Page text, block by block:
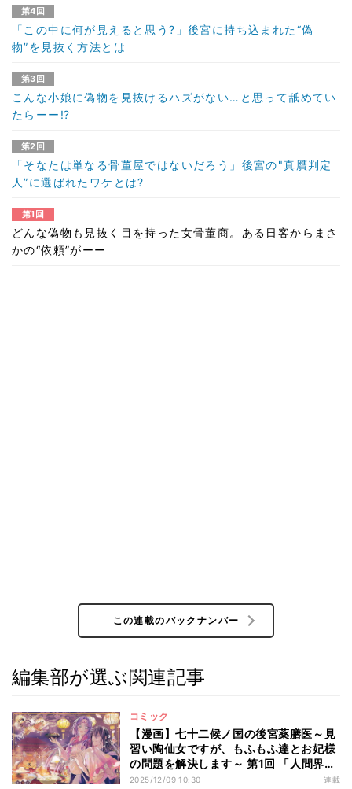
第4回
「この中に何が見えると思う?」後宮に持ち込まれた“偽
物”を見抜く方法とは
第3回
こんな小娘に偽物を見抜けるハズがない…と思って舐めてい
たらーー⁉︎
第2回
「そなたは単なる骨董屋ではないだろう」後宮の"真贋判定
人”に選ばれたワケとは?
第1回
どんな偽物も見抜く目を持った女骨董商。ある日客からまさ
かの“依頼”がーー
この連載のバックナンバー
編集部が選ぶ関連記事
コミック
【漫画】七十二候ノ国の後宮薬膳医～見
習い陶仙女ですが、もふもふ達とお妃様
の問題を解決します～ 第1回 「人間界悲
惨すぎる!!」陶器の声が聞こえる不思議
2025/12/09 10:30 連載